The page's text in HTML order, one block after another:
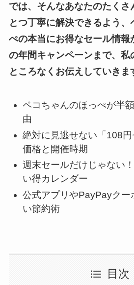
では、そんなあなたのたくさ
とつ丁寧に解決できるよう、
ぺの本当にお得なセール情報
の年間キャンペーンまで、私
ところなくお伝えしていきま
ペコちゃんのほっぺが半
由
絶対に見逃せない「108
価格と開催時期
週末セールだけじゃない
い得カレンダー
公式アプリやPayPayクー
い節約術
目次